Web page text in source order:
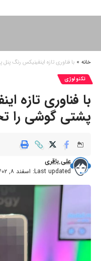
خانه » با فناوری تازه اینفینیکس رنگ
تکنولوژی
با فناوری تازه
پشتی گوشی را
Last updated: اسفند ۸, ۱۴۰۲ ۷:۰۸ ق٫ظ
علی باقری